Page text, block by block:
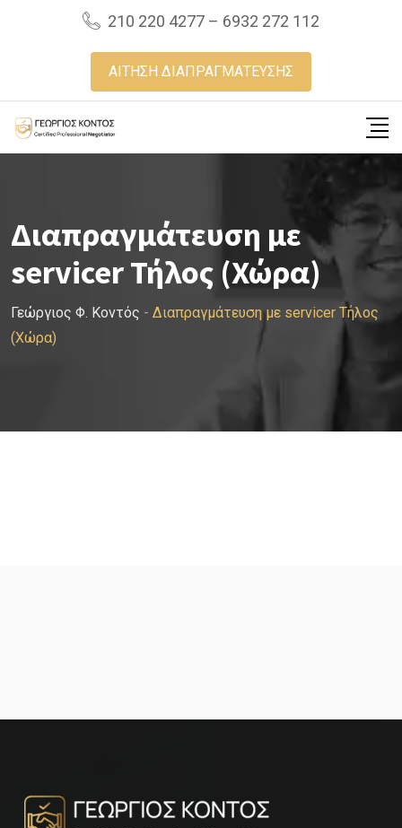
210 220 4277 – 6932 272 112
ΑΙΤΗΣΗ ΔΙΑΠΡΑΓΜΑΤΕΥΣΗΣ
Διαπραγμάτευση με
servicer Τήλος (Χώρα)
Γεώργιος Φ. Κοντός - Διαπραγμάτευση με servicer Τήλος
(Χώρα)